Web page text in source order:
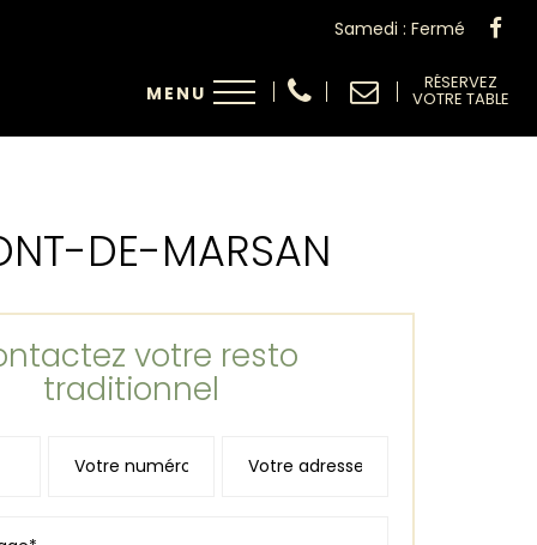
Samedi : Fermé
RÉSERVEZ
VOTRE TABLE
DE-MARSAN
votre resto
traditionnel